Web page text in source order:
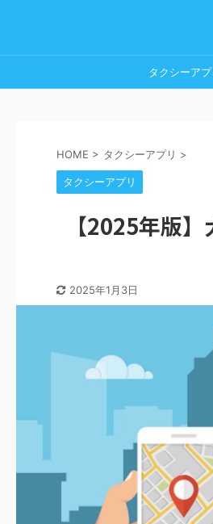
タクシーアプ
HOME > タクシーアプリ >
タクシーアプリ
【2025年版
2025年1月3日